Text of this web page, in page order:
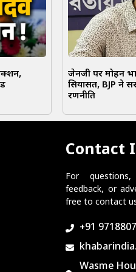
जेनजी पर मोहन
सियासत, BJP ने
रणनीति
Contact
For
feedback, or
free to contact
+91
Wasme